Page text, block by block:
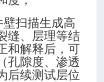
壁扫描生成高
缝、层理等结
和解释后，可
孔隙度、渗透
后续测试层位